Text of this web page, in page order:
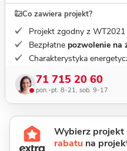
Co zawiera projekt?
Projekt zgodny z WT2021
Bezpłatne pozwolenie na
Charakterystyka
71 715 20 60
pon.-pt. 8-21, sob. 9-17
Wybierz projekt
rabatu na